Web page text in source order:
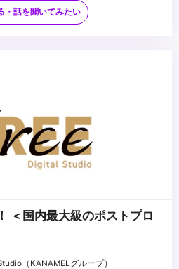
サーへキャリアチェンジを目指す方
験のある方
・話を聞いてみたい
＜国内最大級のポストプロ
（KANAMELグループ）